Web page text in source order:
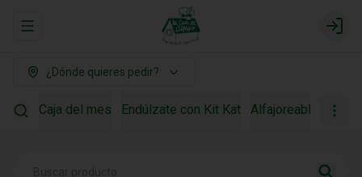
Abrir menu de navegación Login
¿Dónde quieres pedir?
Caja del mes Endúlzate con Kit Kat Alfajoreable Para